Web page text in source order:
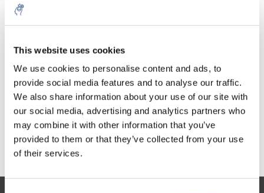
This website uses cookies
We use cookies to personalise content and ads, to
provide social media features and to analyse our traffic.
We also share information about your use of our site with
our social media, advertising and analytics partners who
may combine it with other information that you’ve
provided to them or that they’ve collected from your use
of their services.
1 Stuk Excl. btw
€353,30
Incl. btw
Toevoegen aan winkelwagen
Informatie